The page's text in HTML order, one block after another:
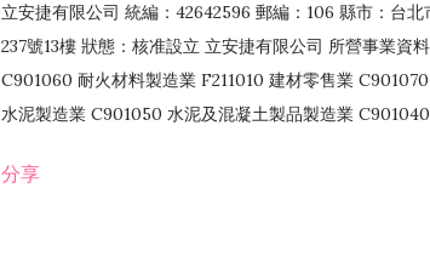
立安捷有限公司 統編：42642596 郵編：106 縣市：台
237號13樓 狀態：核准設立 立安捷有限公司 所營事業資
C901060 耐火材料製造業 F211010 建材零售業
水泥製造業 C901050 水泥及混凝土製品製造業
EZ99990 其他工程業 F102170 食品什貨批發業
分享